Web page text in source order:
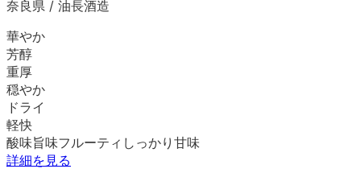
奈良県 / 油長酒造
華やか
芳醇
重厚
穏やか
ドライ
軽快
酸味旨味フルーティ しっかり 甘味
詳細を見る